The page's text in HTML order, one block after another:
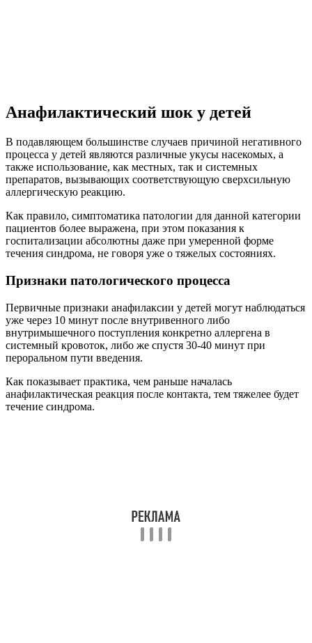
Анафилактический шок у детей
В подавляющем большинстве случаев причиной негативного
процесса у детей являются различные укусы насекомых, а
также использование, как местных, так и системных
препаратов, вызывающих соответствующую сверхсильную
аллергическую реакцию.
Как правило, симптоматика патологии для данной категории
пациентов более выражена, при этом показания к
госпитализации абсолютны даже при умеренной форме
течения синдрома, не говоря уже о тяжелых состояниях.
Признаки патологического процесса
Первичные признаки анафилаксии у детей могут наблюдаться
уже через 10 минут после внутривенного либо
внутримышечного поступления конкретно аллергена в
системный кровоток, либо же спустя 30-40 минут при
пероральном пути введения.
Как показывает практика, чем раньше началась
анафилактическая реакция после контакта, тем тяжелее будет
течение синдрома.